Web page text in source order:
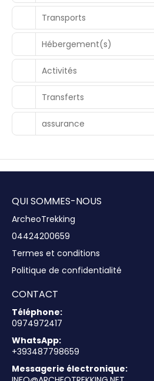
Transports
Hébergement(s)
Activités
Transferts
assurance
QUI SOMMES-NOUS
ArcheoTrekking
04424200659
Termes et conditions
Politique de confidentialité
CONTACT
Téléphone:
0974972417
WhatsApp:
+393487798659
Messagerie électronique: